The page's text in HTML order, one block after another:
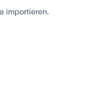
importieren.